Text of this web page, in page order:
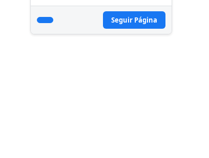
Seguir Página